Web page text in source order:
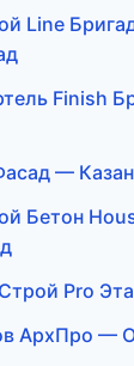
Line
Finish
—
Бетон
Pro
АрхПро —